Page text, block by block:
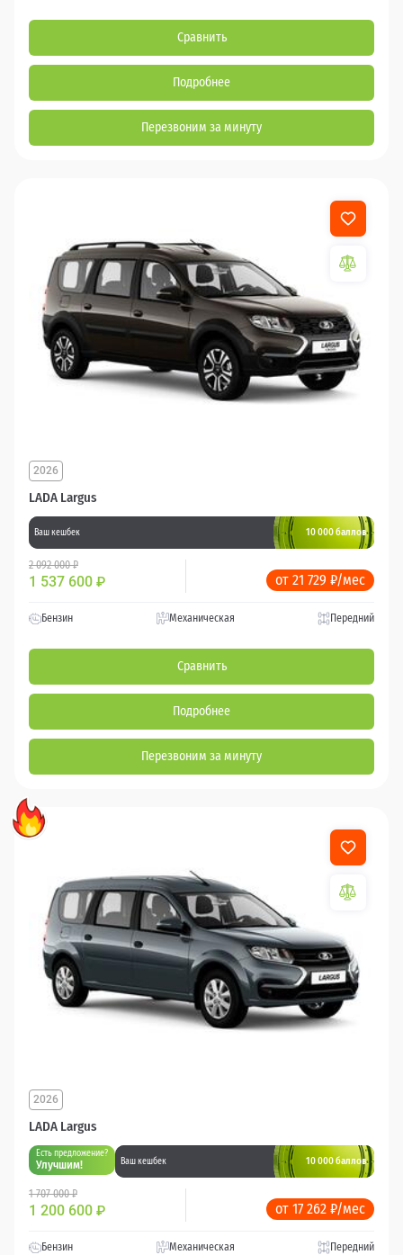
Сравнить
Подробнее
Перезвоним за минуту
LADA Largus
2026
Ваш кешбек 10 000 баллов
2 092 000 ₽
1 537 600 ₽ от 21 729 ₽/мес
Бензин Механическая Передний
Сравнить
Подробнее
Перезвоним за минуту
LADA Largus
2026
Есть предложение?
Улучшим! Ваш кешбек 10 000 баллов
1 707 000 ₽
1 200 600 ₽ от 17 262 ₽/мес
Бензин Механическая Передний